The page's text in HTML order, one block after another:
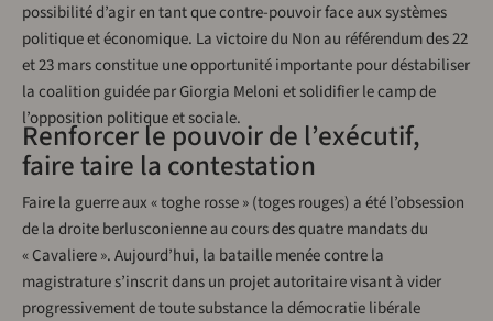
possibilité d’agir en tant que contre-pouvoir face aux systèmes
politique et économique. La victoire du Non au référendum des 22
et 23 mars constitue une opportunité importante pour déstabiliser
la coalition guidée par Giorgia Meloni et solidifier le camp de
l’opposition politique et sociale.
Renforcer le pouvoir de l’exécutif,
faire taire la contestation
Faire la guerre aux « toghe rosse » (toges rouges) a été l’obsession
de la droite berlusconienne au cours des quatre mandats du
« Cavaliere ». Aujourd’hui, la bataille menée contre la
magistrature s’inscrit dans un projet autoritaire visant à vider
progressivement de toute substance la démocratie libérale